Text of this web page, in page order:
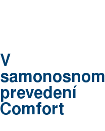
V
samonosnom
prevedení
Comfort